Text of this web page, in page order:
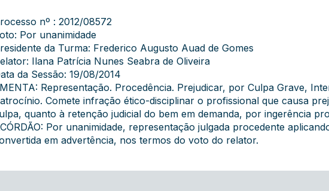
nº : 2012/08572
Por unanimidade
da Turma: Frederico Augusto Auad de Gomes
Ilana Patrícia Nunes Seabra de Oliveira
da Sessão: 19/08/2014
Representação. Procedência. Prejudicar, por Culpa Grave,
Comete infração ético-disciplinar o profissional que causa
quanto à retenção judicial do bem em demanda, por ingerência
Por unanimidade, representação julgada procedente
em advertência, nos termos do voto do relator.